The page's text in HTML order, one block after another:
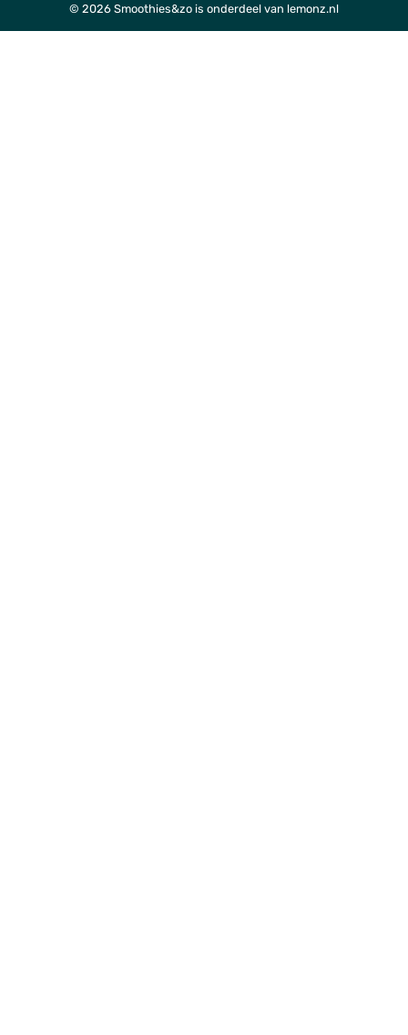
© 2026 Smoothies&zo is onderdeel van lemonz.nl